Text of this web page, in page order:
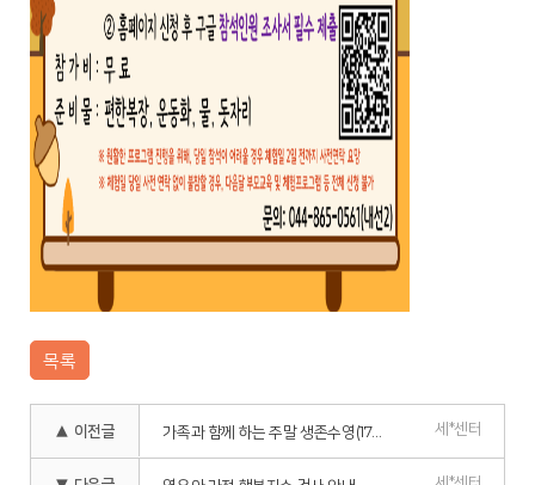
목록
▲ 이전글 가족과 함께 하는 주말 생존수영(17차) 모집 안내 세*센터
세*센터